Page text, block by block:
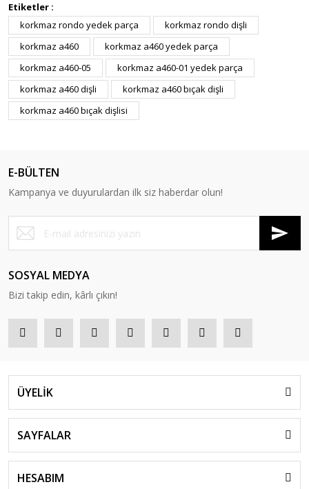
Etiketler :
korkmaz rondo yedek parça
korkmaz rondo dişli
korkmaz a460
korkmaz a460 yedek parça
korkmaz a460-05
korkmaz a460-01 yedek parça
korkmaz a460 dişli
korkmaz a460 bıçak dişli
korkmaz a460 bıçak dişlisi
E-BÜLTEN
Kampanya ve duyurulardan ilk siz haberdar olun!
SOSYAL MEDYA
Bizi takip edin, kârlı çıkın!
ÜYELİK
SAYFALAR
HESABIM